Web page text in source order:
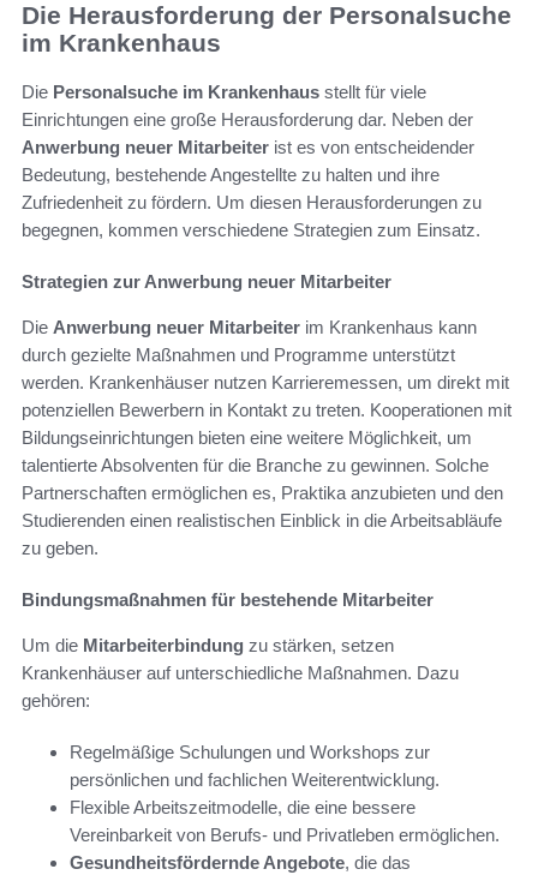
Die Herausforderung der Personalsuche
im Krankenhaus
Die Personalsuche im Krankenhaus stellt für viele
Einrichtungen eine große Herausforderung dar. Neben der
Anwerbung neuer Mitarbeiter ist es von entscheidender
Bedeutung, bestehende Angestellte zu halten und ihre
Zufriedenheit zu fördern. Um diesen Herausforderungen zu
begegnen, kommen verschiedene Strategien zum Einsatz.
Strategien zur Anwerbung neuer Mitarbeiter
Die Anwerbung neuer Mitarbeiter im Krankenhaus kann
durch gezielte Maßnahmen und Programme unterstützt
werden. Krankenhäuser nutzen Karrieremessen, um direkt mit
potenziellen Bewerbern in Kontakt zu treten. Kooperationen mit
Bildungseinrichtungen bieten eine weitere Möglichkeit, um
talentierte Absolventen für die Branche zu gewinnen. Solche
Partnerschaften ermöglichen es, Praktika anzubieten und den
Studierenden einen realistischen Einblick in die Arbeitsabläufe
zu geben.
Bindungsmaßnahmen für bestehende Mitarbeiter
Um die Mitarbeiterbindung zu stärken, setzen
Krankenhäuser auf unterschiedliche Maßnahmen. Dazu
gehören:
Regelmäßige Schulungen und Workshops zur
persönlichen und fachlichen Weiterentwicklung.
Flexible Arbeitszeitmodelle, die eine bessere
Vereinbarkeit von Berufs- und Privatleben ermöglichen.
Gesundheitsfördernde Angebote, die das